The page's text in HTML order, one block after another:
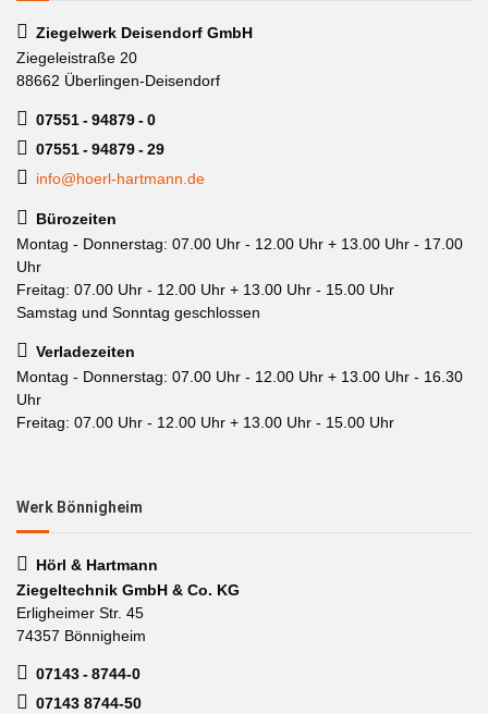
Ziegelwerk Deisendorf GmbH
Ziegeleistraße 20
88662 Überlingen-Deisendorf
07551 - 94879 - 0
07551 - 94879 - 29
info@hoerl-hartmann.de
Bürozeiten
Montag - Donnerstag: 07.00 Uhr - 12.00 Uhr + 13.00 Uhr - 17.00
Uhr
Freitag: 07.00 Uhr - 12.00 Uhr + 13.00 Uhr - 15.00 Uhr
Samstag und Sonntag geschlossen
Verladezeiten
Montag - Donnerstag: 07.00 Uhr - 12.00 Uhr + 13.00 Uhr - 16.30
Uhr
Freitag: 07.00 Uhr - 12.00 Uhr + 13.00 Uhr - 15.00 Uhr
Werk Bönnigheim
Hörl & Hartmann
Ziegeltechnik GmbH & Co. KG
Erligheimer Str. 45
74357 Bönnigheim
07143 - 8744-0
07143 8744-50